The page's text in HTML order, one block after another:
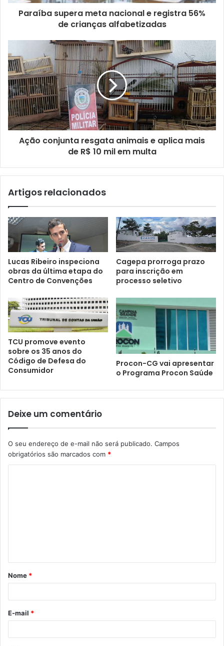
e
m
a
i
l
Paraíba supera meta nacional e registra 56%
de crianças alfabetizadas
Ação conjunta resgata animais e aplica mais
de R$ 10 mil em multa
Artigos relacionados
Lucas Ribeiro inspeciona
obras da última etapa do
Centro de Convenções
Cagepa prorroga prazo
para inscrição em
processo seletivo
TCU promove evento
sobre os 35 anos do
Código de Defesa do
Consumidor
Procon-CG vai apresentar
o Programa Procon Saúde
Deixe um comentário
O seu endereço de e-mail não será publicado. Campos
obrigatórios são marcados com *
Nome *
E-mail *